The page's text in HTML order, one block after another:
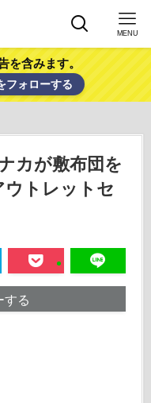
MENU
を含みます。
ォローする
カが敷布団を
ウトレットセ
する